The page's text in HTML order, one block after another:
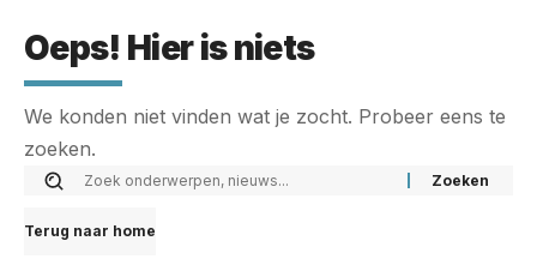
Oeps! Hier is niets
We konden niet vinden wat je zocht. Probeer eens te
zoeken.
Terug naar home